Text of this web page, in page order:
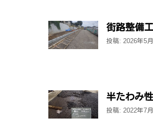
街路整備
投稿: 2026年5
半たわみ
投稿: 2022年7